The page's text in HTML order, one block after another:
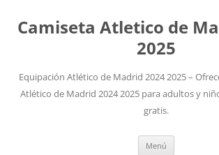
Camiseta Atletico de
2025
Equipación Atlético de Madrid 2024 2025 –
Atlético de Madrid 2024 2025 para adultos y
gratis.
Menú